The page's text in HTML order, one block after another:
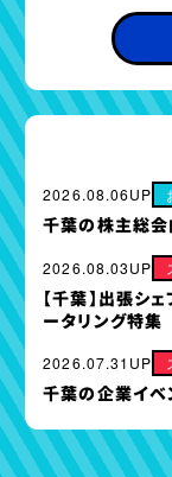
2026.08.06UP
千葉の株主総会
2026.08.03UP
【千葉】出張シ
ータリング特集
2026.07.31UP
千葉の企業イベ